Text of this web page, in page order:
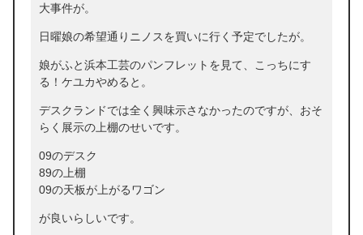
大事件が。
日曜娘の希望通りニノスを買いに行く予定でしたが。
娘がふと浜本工芸のパンフレットを見て、こっちにす
る！ケユカやめると。
デスクランドでは全く興味示さなかったのですが、おそ
らく展示の上棚のせいです。
09のデスク
89の上棚
09の天板が上がるワゴン
が良いらしいです。